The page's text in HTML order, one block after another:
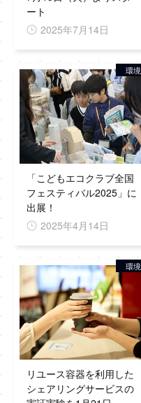
ート
2025年7月14日
環境
「こどもエコクラブ全国
フェスティバル2025」に
出展！
2025年4月14日
環境
リユース容器を利用した
シェアリングサービスの